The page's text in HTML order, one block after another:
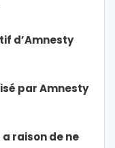
d’Amnesty
par Amnesty
raison de ne